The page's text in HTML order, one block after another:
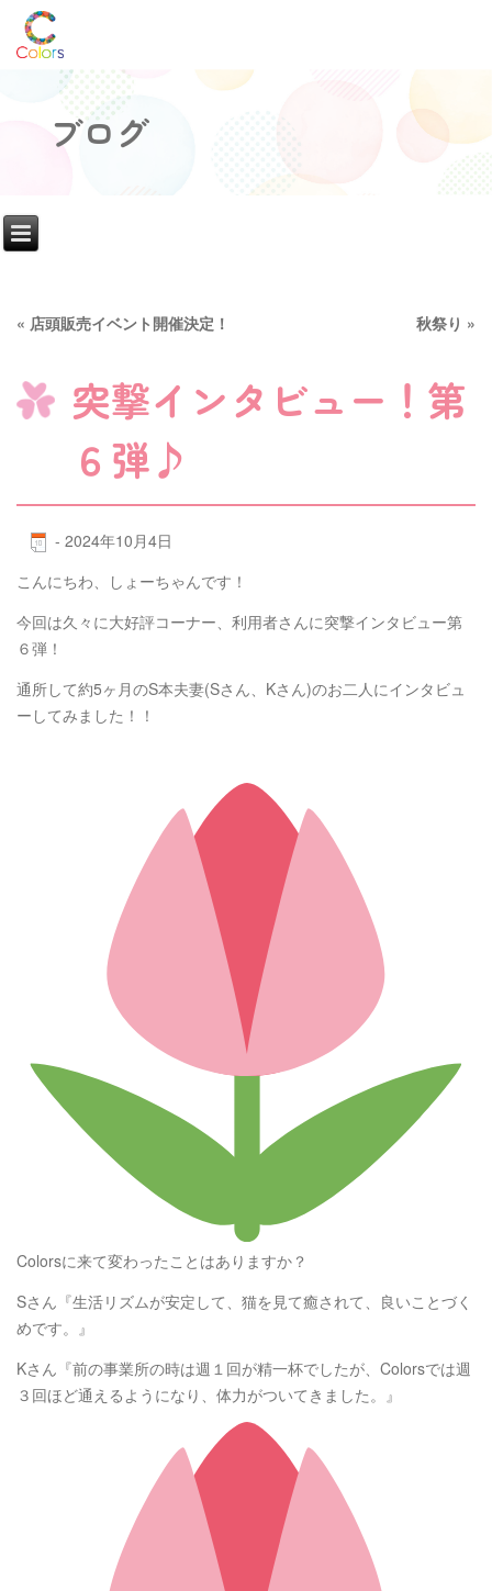
ブログ
« 店頭販売イベント開催決定！ 秋祭り »
突撃インタビュー！第
６弾♪
- 2024年10月4日
こんにちわ、しょーちゃんです！
今回は久々に大好評コーナー、利用者さんに突撃インタビュー第
６弾！
通所して約5ヶ月のS本夫妻(Sさん、Kさん)のお二人にインタビュ
ーしてみました！！
Colorsに来て変わったことはありますか？
Sさん『生活リズムが安定して、猫を見て癒されて、良いことづく
めです。』
Kさん『前の事業所の時は週１回が精一杯でしたが、Colorsでは週
３回ほど通えるようになり、体力がついてきました。』